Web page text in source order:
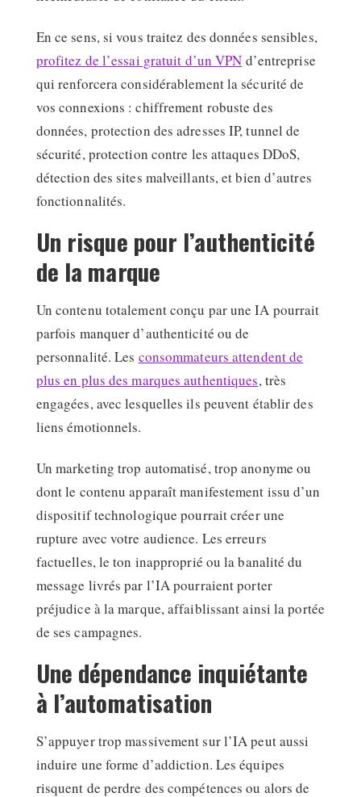
En ce sens, si vous traitez des données sensibles,
profitez de l’essai gratuit d’un VPN d’entreprise
qui renforcera considérablement la sécurité de
vos connexions : chiffrement robuste des
données, protection des adresses IP, tunnel de
sécurité, protection contre les attaques DDoS,
détection des sites malveillants, et bien d’autres
fonctionnalités.
Un risque pour l’authenticité
de la marque
Un contenu totalement conçu par une IA pourrait
parfois manquer d’authenticité ou de
personnalité. Les consommateurs attendent de
plus en plus des marques authentiques, très
engagées, avec lesquelles ils peuvent établir des
liens émotionnels.
Un marketing trop automatisé, trop anonyme ou
dont le contenu apparaît manifestement issu d’un
dispositif technologique pourrait créer une
rupture avec votre audience. Les erreurs
factuelles, le ton inapproprié ou la banalité du
message livrés par l’IA pourraient porter
préjudice à la marque, affaiblissant ainsi la portée
de ses campagnes.
Une dépendance inquiétante
à l’automatisation
S’appuyer trop massivement sur l’IA peut aussi
induire une forme d’addiction. Les équipes
risquent de perdre des compétences ou alors de